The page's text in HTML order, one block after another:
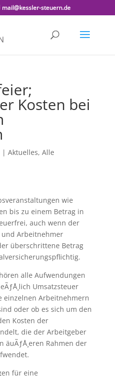
mail@kessler-steuern.de
Kosten bei
| Aktuelles, Alle
wie
bis zu einem Betrag in
auch wenn der
Arbeitnehmer
überschrittene Betrag
alle Aufwendungen
Umsatzsteuer
einzelnen Arbeitnehmern
oder ob es sich um den
Kosten der
die der Arbeitgeber
Rahmen der
für eine